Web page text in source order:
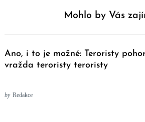
Mohlo by Vás
Ano, i to je možné: Teroristy
vražda teroristy teroristy
by Redakce